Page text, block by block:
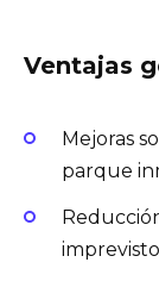
Ventajas
Mejoras
parque